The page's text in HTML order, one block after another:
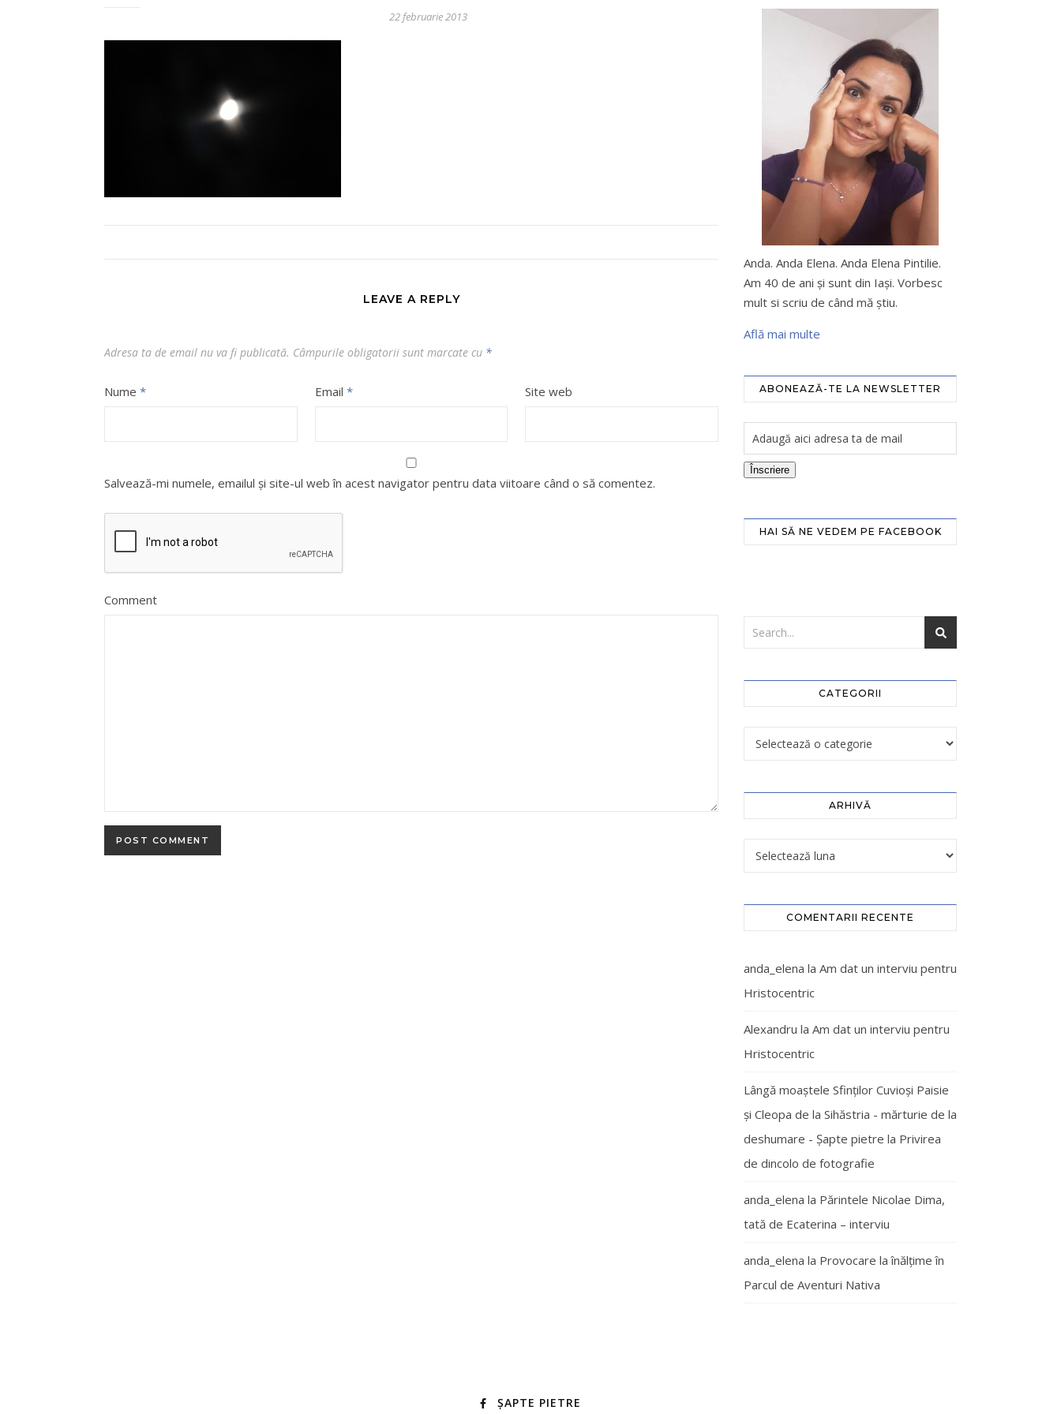
22 februarie 2013
LEAVE A REPLY
Adresa ta de email nu va fi publicată. Câmpurile obligatorii sunt marcate cu *
Nume * Email * Site web
Salvează-mi numele, emailul și site-ul web în acest navigator pentru data viitoare când o să comentez.
Comment
Anda. Anda Elena. Anda Elena Pintilie.
Am 40 de ani şi sunt din Iaşi. Vorbesc
mult si scriu de când mă ştiu.
Află mai multe
ABONEAZĂ-TE LA NEWSLETTER
Înscriere
HAI SĂ NE VEDEM PE FACEBOOK
CATEGORII
ARHIVĂ
COMENTARII RECENTE
anda_elena la Am dat un interviu pentru
Hristocentric
Alexandru la Am dat un interviu pentru
Hristocentric
Lângă moaștele Sfinților Cuvioși Paisie
și Cleopa de la Sihăstria - mărturie de la
deshumare - Şapte pietre la Privirea
de dincolo de fotografie
anda_elena la Părintele Nicolae Dima,
tată de Ecaterina – interviu
anda_elena la Provocare la înălțime în
Parcul de Aventuri Nativa
ȘAPTE PIETRE